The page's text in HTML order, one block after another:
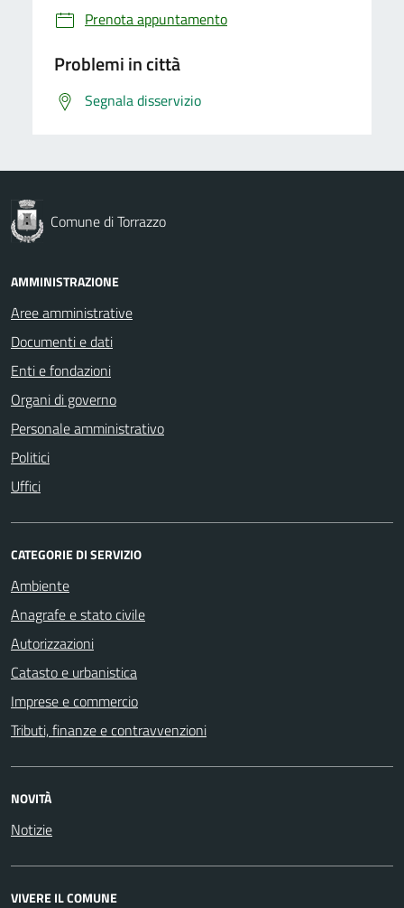
Prenota appuntamento
Problemi in città
Segnala disservizio
Comune di Torrazzo
AMMINISTRAZIONE
Aree amministrative
Documenti e dati
Enti e fondazioni
Organi di governo
Personale amministrativo
Politici
Uffici
CATEGORIE DI SERVIZIO
Ambiente
Anagrafe e stato civile
Autorizzazioni
Catasto e urbanistica
Imprese e commercio
Tributi, finanze e contravvenzioni
NOVITÀ
Notizie
VIVERE IL COMUNE